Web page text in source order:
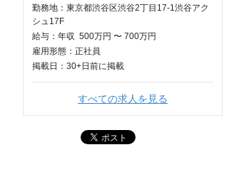
勤務地：東京都渋谷区渋谷2丁目17-1渋谷アク
シュ17F
給与： 年収 500万円 〜 700万円
雇用形態：正社員
掲載日： 30+日 前に掲載
すべての求人を見る